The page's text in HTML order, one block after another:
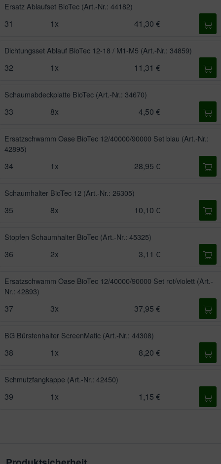
31
Ersatz Ablaufset BioTec (Art.-Nr.: 44182)
1x 41,30 €
32
Dichtungsset Ablauf BioTec 12-18 / M1-M5 (Art.-Nr.: 34859)
1x 11,31 €
33
Schaumabdeckplatte BioTec (Art.-Nr.: 34670)
8x 4,50 €
34
Ersatzschwamm Oase BioTec 12/40000/90000 Set blau (Art.-Nr.:
42895)
1x 28,95 €
35
Schaumhalter BioTec 12 (Art.-Nr.: 26305)
8x 10,10 €
36
Stopfen Schaumhalter BioTec (Art.-Nr.: 45325)
2x 3,11 €
37
Ersatzschwamm Oase BioTec 12/40000/90000 Set rot/violett (Art.-
Nr.: 42893)
3x 37,95 €
38
BG Bürstenhalter ScreenMatic (Art.-Nr.: 44308)
1x 8,20 €
39
Schmutzfangkappe (Art.-Nr.: 42450)
1x 1,15 €